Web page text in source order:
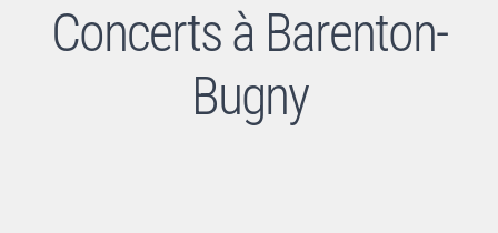
Concerts à Barenton-
Bugny